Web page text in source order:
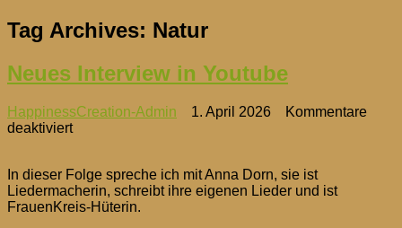
Tag Archives: Natur
Neues Interview in Youtube
HappinessCreation-Admin 1. April 2026
Kommentare
deaktiviertfür
in
Youtube
In dieser Folge spreche ich mit Anna Dorn, sie ist
Liedermacherin, schreibt ihre eigenen Lieder und ist
FrauenKreis-Hüterin.